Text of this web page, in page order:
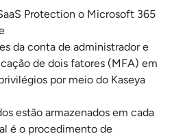
Protection o Microsoft 365
da conta de administrador e
de dois fatores (MFA) em
por meio do Kaseya
estão armazenados em cada
é o procedimento de